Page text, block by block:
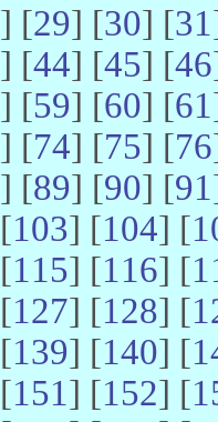
] [29] [30] [31
] [44] [45] [46
] [59] [60] [61
] [74] [75] [76
] [89] [90] [91
103] [104] [
115] [116] [
127] [128] [
139] [140] [
151] [152] [